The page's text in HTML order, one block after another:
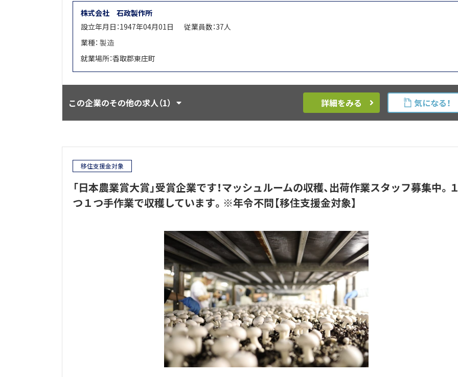
株式会社 石政製作所
設立年月日：1947年04月01日
従業員数：37人
業種： 製造
就業場所：香取郡東庄町
詳細をみる 気になる！
この企業のその他の求人（1）
移住支援金対象
「日本農業賞大賞」受賞企業です！マッシュルームの収穫、出荷作業スタッフ募集中。１
つ１つ手作業で収穫しています。※年令不問【移住支援金対象】